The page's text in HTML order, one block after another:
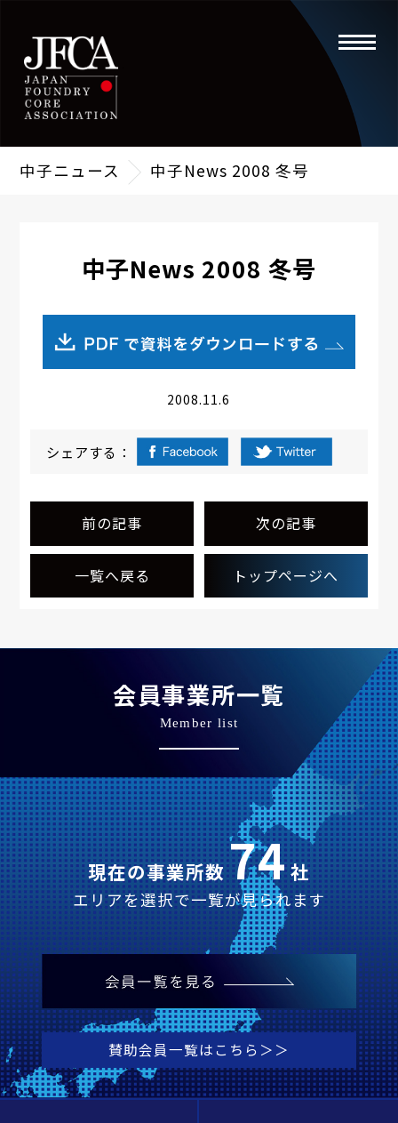
toggle
中子ニュース 中子News 2008 冬号
中子News 2008 冬号
2008.11.6
シェアする：
前の記事
一覧へ戻る
次の記事
トップページへ
会員事業所一覧
Member list
現在の事業所数74社
エリアを選択で一覧が見られます
賛助会員一覧はこちら＞＞